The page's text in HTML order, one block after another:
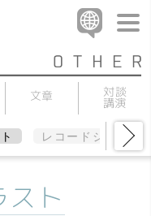
文章 対談
講演
レコードジャケッ
スト